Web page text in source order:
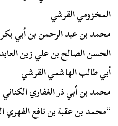
المخزومي القرشي
محمد بن عبد الرحمن بن أبي
الحسن الصالح بن علي زين
أبي طالب الهاشمي القرشي
محمد بن أبي ذر الغفاري الكناني
“محمد بن عقبة بن نافع الفهري